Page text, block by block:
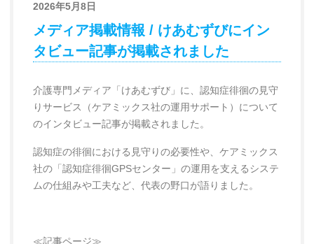
2026年5月8日
メディア掲載情報 / けあむずびにイン
タビュー記事が掲載されました
介護専門メディア「けあむずび」に、認知症徘徊の見守
りサービス（ケアミックス社の運用サポート）について
のインタビュー記事が掲載されました。
認知症の徘徊における見守りの必要性や、ケアミックス
社の「認知症徘徊GPSセンター」の運用を支えるシステ
ムの仕組みや工夫など、代表の野口が語りました。
≪記事ページ≫